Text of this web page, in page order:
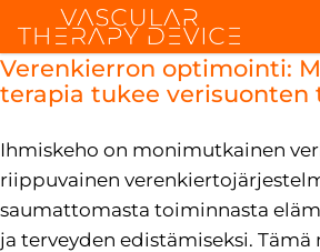
Verenkierron optimointi:
terapia tukee verisuonten
Ihmiskeho on monimutkainen
riippuvainen
saumattomasta toiminnasta
ja terveyden edistämiseksi.